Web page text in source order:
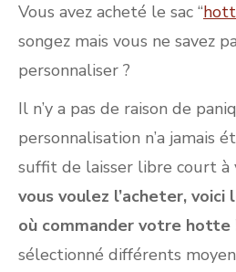
Vous avez acheté le sac “
songez mais vous ne savez
personnaliser ?
Il n’y a pas de raison de
personnalisation n’a jamais
suffit de laisser libre court à
vous voulez l’acheter, voici
où commander votre hotte
sélectionné différents